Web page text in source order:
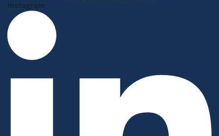
Instagram